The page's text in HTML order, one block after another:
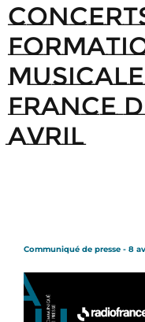
France
avril
Communiqué de presse - 8